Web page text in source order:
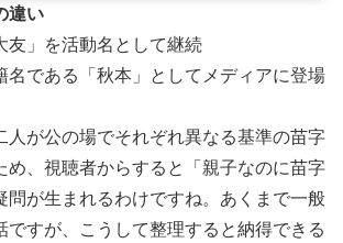
違い
友」を活動名として継続
名である「秋本」としてメディアに登場
人が公の場でそれぞれ異なる基準の苗字
め、視聴者からすると「親子なのに苗字
問が生まれるわけですね。あくまで一般
ですが、こうして整理すると納得できる